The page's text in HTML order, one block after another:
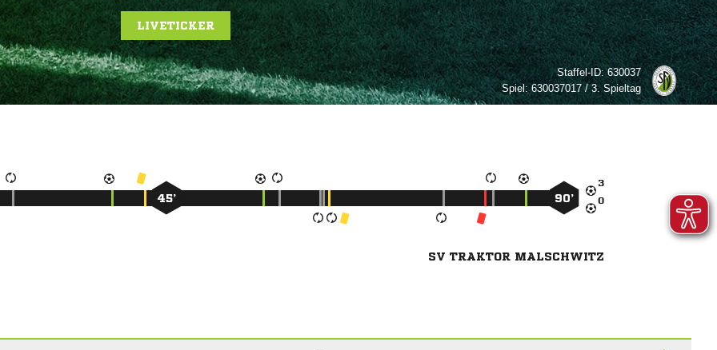
LIVETICKER
Staffel-ID:630037
Spiel:630037017 / 3. Spieltag


45’ 90’
SV TRAKTOR MALSCHWITZ